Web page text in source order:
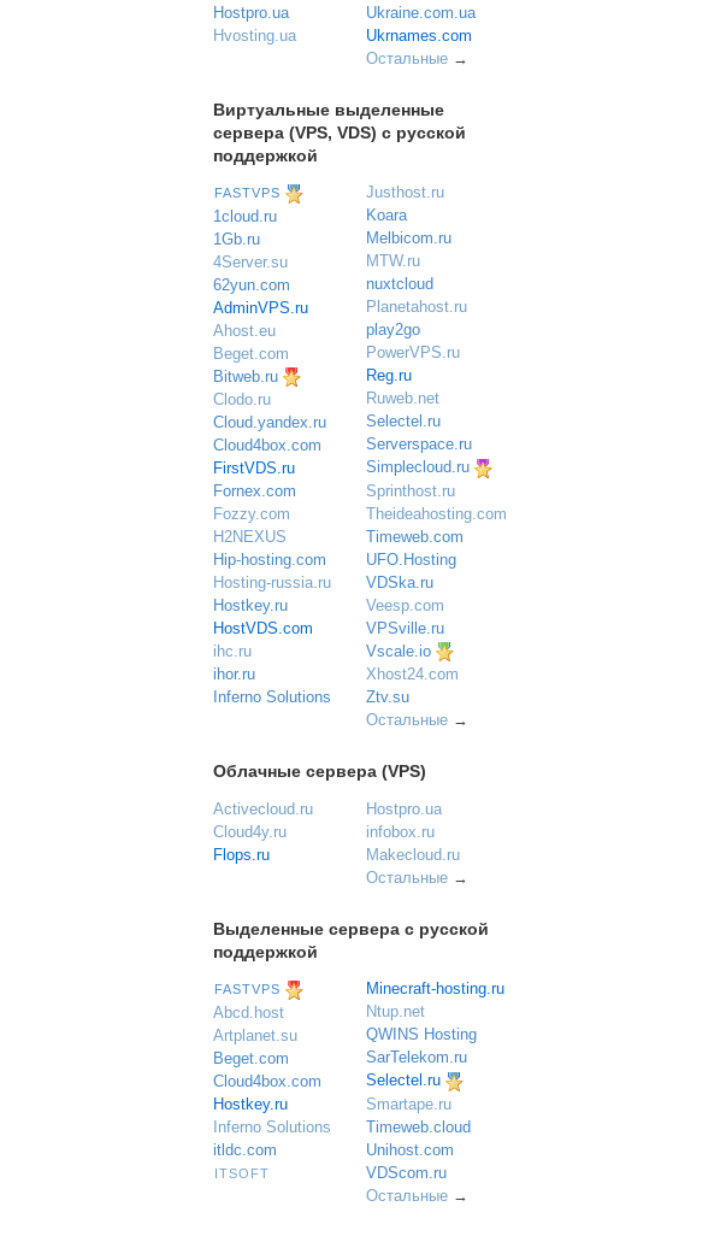
Hostpro.ua
Hvosting.ua
Ukraine.com.ua
Ukrnames.com
Остальные →
Виртуальные выделенные
сервера (VPS, VDS) с русской
поддержкой
FASTVPS
1cloud.ru
1Gb.ru
4Server.su
62yun.com
AdminVPS.ru
Ahost.eu
Beget.com
Bitweb.ru
Clodo.ru
Cloud.yandex.ru
Cloud4box.com
FirstVDS.ru
Fornex.com
Fozzy.com
H2NEXUS
Hip-hosting.com
Hosting-russia.ru
Hostkey.ru
HostVDS.com
ihc.ru
ihor.ru
Inferno Solutions
Justhost.ru
Koara
Melbicom.ru
MTW.ru
nuxtcloud
Planetahost.ru
play2go
PowerVPS.ru
Reg.ru
Ruweb.net
Selectel.ru
Serverspace.ru
Simplecloud.ru
Sprinthost.ru
Theideahosting.com
Timeweb.com
UFO.Hosting
VDSka.ru
Veesp.com
VPSville.ru
Vscale.io
Xhost24.com
Ztv.su
Остальные →
Облачные сервера (VPS)
Activecloud.ru
Cloud4y.ru
Flops.ru
Hostpro.ua
infobox.ru
Makecloud.ru
Остальные →
Выделенные сервера с русской
поддержкой
FASTVPS
Abcd.host
Artplanet.su
Beget.com
Cloud4box.com
Hostkey.ru
Inferno Solutions
itldc.com
ITSOFT
Minecraft-hosting.ru
Ntup.net
QWINS Hosting
SarTelekom.ru
Selectel.ru
Smartape.ru
Timeweb.cloud
Unihost.com
VDScom.ru
Остальные →